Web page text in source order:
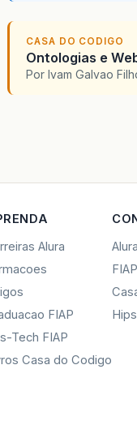
CASA DO CODIGO
Ontologias e
Por Ivam Galvao
Alura
FIAP
Tech FIAP
Casa do Codigo
Alura
FIAP